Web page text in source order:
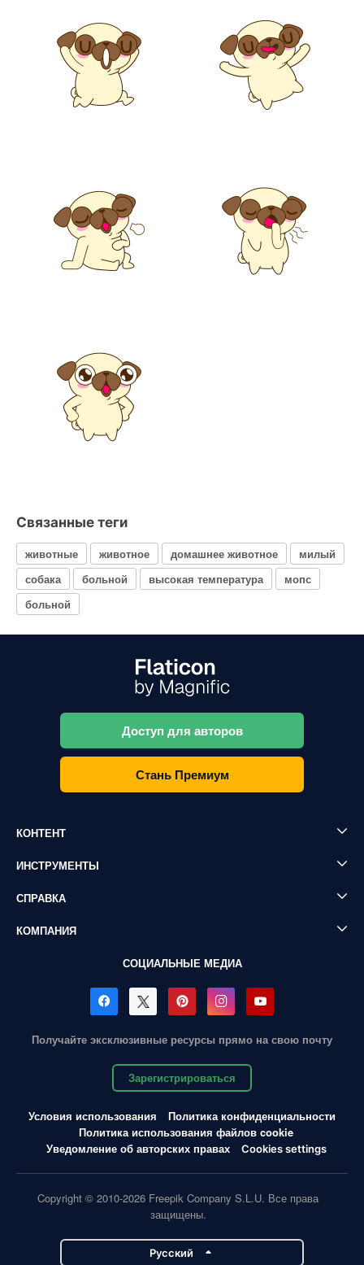
Связанные теги
животные животное домашнее животное
милый
собака
больной высокая температура
мопс
больной
Доступ для авторов
Стань Премиум
КОНТЕНТ
ИНСТРУМЕНТЫ
СПРАВКА
КОМПАНИЯ
СОЦИАЛЬНЫЕ МЕДИА
Получайте эксклюзивные ресурсы прямо на свою почту
Зарегистрироваться
Условия использования
Политика конфиденциальности
Политика использования файлов cookie
Уведомление об авторских правах
Cookies settings
Copyright © 2010-2026 Freepik Company S.L.U. Все права
защищены.
Pусский